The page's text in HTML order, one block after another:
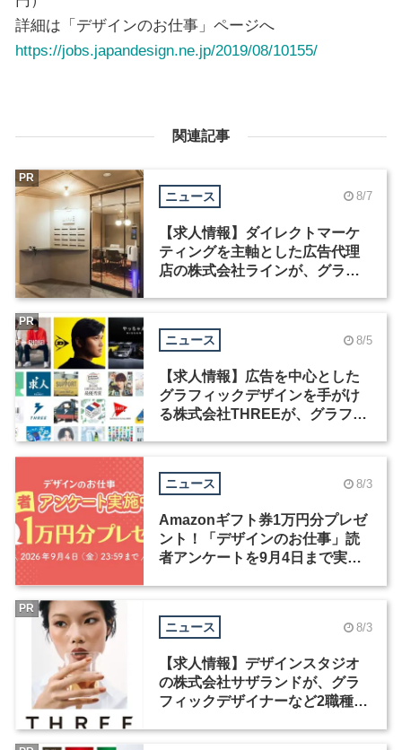
詳細は「デザインのお仕事」ページへ
https://jobs.japandesign.ne.jp/2019/08/10155/
関連記事
ニュース 8/7
【求人情報】ダイレクトマーケ
ティングを主軸とした広告代理
店の株式会社ラインが、グラフ
PR
ニュース 8/5
【求人情報】広告を中心とした
グラフィックデザインを手がけ
る株式会社THREEが、グラフィ
PR
ニュース 8/3
Amazonギフト券1万円分プレゼ
ント！「デザインのお仕事」読
者アンケートを9月4日まで実施
ニュース 8/3
【求人情報】デザインスタジオ
の株式会社サザランドが、グラ
フィックデザイナーなど2職種を
PR